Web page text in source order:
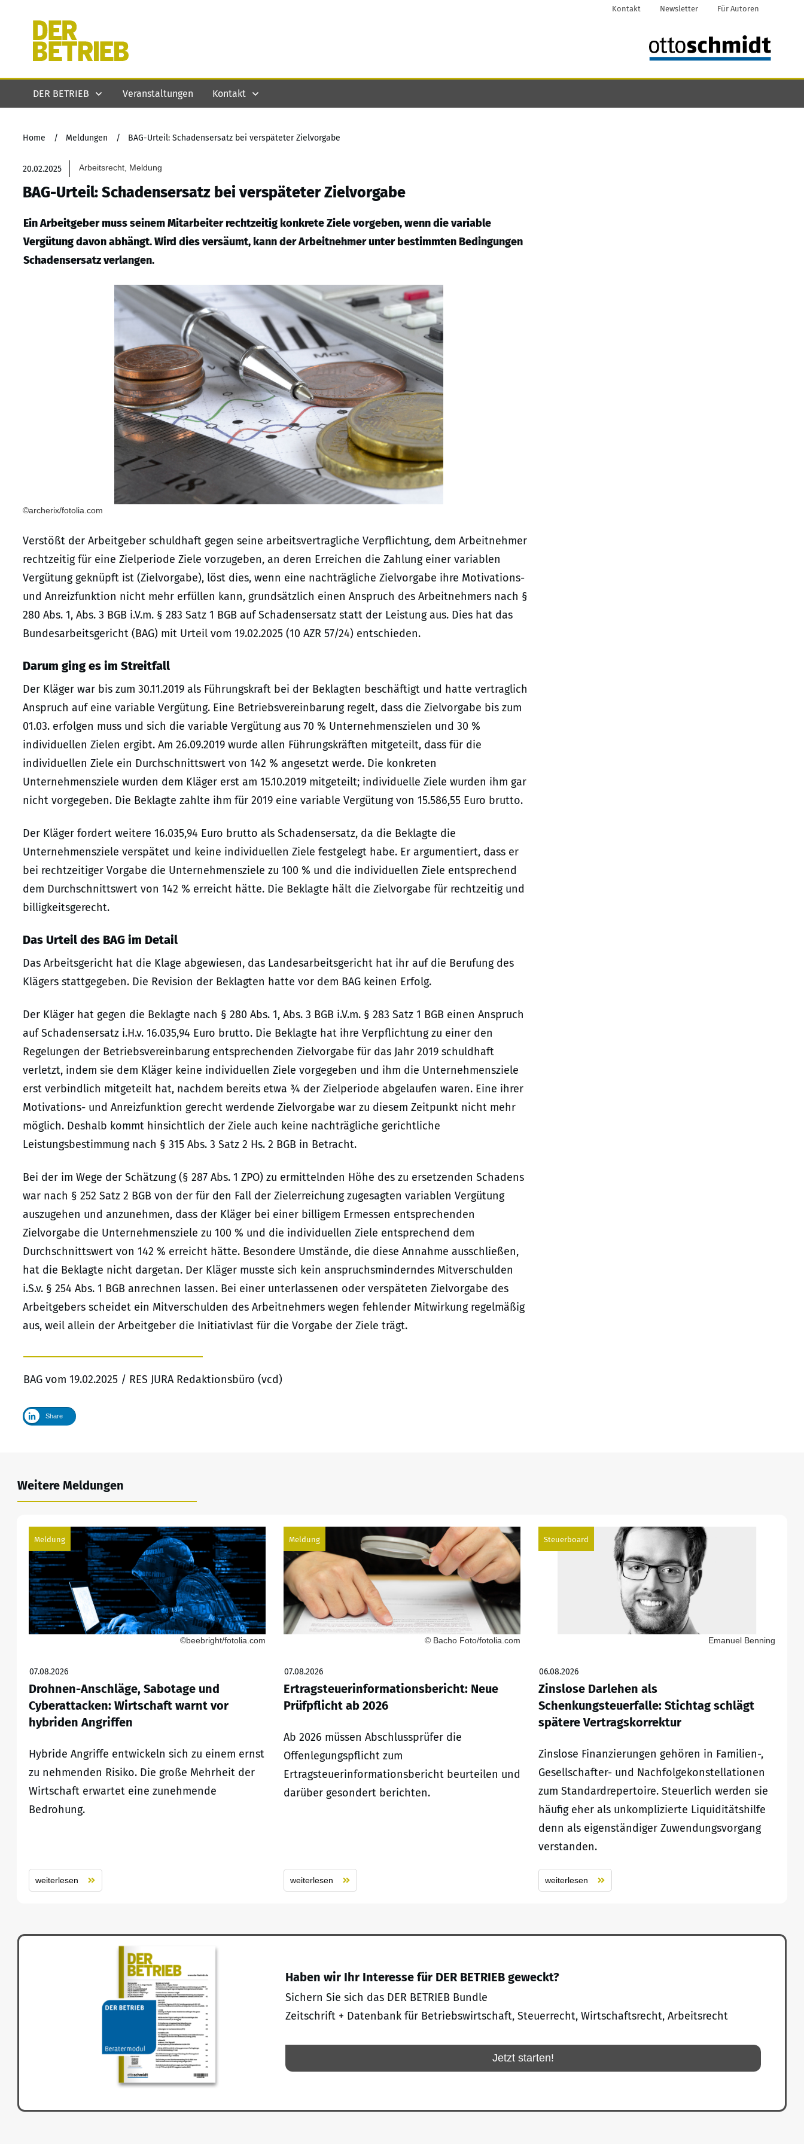
Kontakt Newsletter Für Autoren
DER BETRIEB Veranstaltungen Kontakt
Home / Meldungen / BAG-Urteil: Schadensersatz bei verspäteter Zielvorgabe
20.02.2025 Arbeitsrecht, Meldung
BAG-Urteil: Schadensersatz bei verspäteter Zielvorgabe
Ein Arbeitgeber muss seinem Mitarbeiter rechtzeitig konkrete Ziele vorgeben, wenn die variable
Vergütung davon abhängt. Wird dies versäumt, kann der Arbeitnehmer unter bestimmten Bedingungen
Schadensersatz verlangen.
©archerix/fotolia.com
Verstößt der Arbeitgeber schuldhaft gegen seine arbeitsvertragliche Verpflichtung, dem Arbeitnehmer
rechtzeitig für eine Zielperiode Ziele vorzugeben, an deren Erreichen die Zahlung einer variablen
Vergütung geknüpft ist (Zielvorgabe), löst dies, wenn eine nachträgliche Zielvorgabe ihre Motivations-
und Anreizfunktion nicht mehr erfüllen kann, grundsätzlich einen Anspruch des Arbeitnehmers nach §
280 Abs. 1, Abs. 3 BGB i.V.m. § 283 Satz 1 BGB auf Schadensersatz statt der Leistung aus. Dies hat das
Bundesarbeitsgericht (BAG) mit Urteil vom 19.02.2025 (10 AZR 57/24) entschieden.
Darum ging es im Streitfall
Der Kläger war bis zum 30.11.2019 als Führungskraft bei der Beklagten beschäftigt und hatte vertraglich
Anspruch auf eine variable Vergütung. Eine Betriebsvereinbarung regelt, dass die Zielvorgabe bis zum
01.03. erfolgen muss und sich die variable Vergütung aus 70 % Unternehmenszielen und 30 %
individuellen Zielen ergibt. Am 26.09.2019 wurde allen Führungskräften mitgeteilt, dass für die
individuellen Ziele ein Durchschnittswert von 142 % angesetzt werde. Die konkreten
Unternehmensziele wurden dem Kläger erst am 15.10.2019 mitgeteilt; individuelle Ziele wurden ihm gar
nicht vorgegeben. Die Beklagte zahlte ihm für 2019 eine variable Vergütung von 15.586,55 Euro brutto.
Der Kläger fordert weitere 16.035,94 Euro brutto als Schadensersatz, da die Beklagte die
Unternehmensziele verspätet und keine individuellen Ziele festgelegt habe. Er argumentiert, dass er
bei rechtzeitiger Vorgabe die Unternehmensziele zu 100 % und die individuellen Ziele entsprechend
dem Durchschnittswert von 142 % erreicht hätte. Die Beklagte hält die Zielvorgabe für rechtzeitig und
billigkeitsgerecht.
Das Urteil des BAG im Detail
Das Arbeitsgericht hat die Klage abgewiesen, das Landesarbeitsgericht hat ihr auf die Berufung des
Klägers stattgegeben. Die Revision der Beklagten hatte vor dem BAG keinen Erfolg.
Der Kläger hat gegen die Beklagte nach § 280 Abs. 1, Abs. 3 BGB i.V.m. § 283 Satz 1 BGB einen Anspruch
auf Schadensersatz i.H.v. 16.035,94 Euro brutto. Die Beklagte hat ihre Verpflichtung zu einer den
Regelungen der Betriebsvereinbarung entsprechenden Zielvorgabe für das Jahr 2019 schuldhaft
verletzt, indem sie dem Kläger keine individuellen Ziele vorgegeben und ihm die Unternehmensziele
erst verbindlich mitgeteilt hat, nachdem bereits etwa ¾ der Zielperiode abgelaufen waren. Eine ihrer
Motivations- und Anreizfunktion gerecht werdende Zielvorgabe war zu diesem Zeitpunkt nicht mehr
möglich. Deshalb kommt hinsichtlich der Ziele auch keine nachträgliche gerichtliche
Leistungsbestimmung nach § 315 Abs. 3 Satz 2 Hs. 2 BGB in Betracht.
Bei der im Wege der Schätzung (§ 287 Abs. 1 ZPO) zu ermittelnden Höhe des zu ersetzenden Schadens
war nach § 252 Satz 2 BGB von der für den Fall der Zielerreichung zugesagten variablen Vergütung
auszugehen und anzunehmen, dass der Kläger bei einer billigem Ermessen entsprechenden
Zielvorgabe die Unternehmensziele zu 100 % und die individuellen Ziele entsprechend dem
Durchschnittswert von 142 % erreicht hätte. Besondere Umstände, die diese Annahme ausschließen,
hat die Beklagte nicht dargetan. Der Kläger musste sich kein anspruchsminderndes Mitverschulden
i.S.v. § 254 Abs. 1 BGB anrechnen lassen. Bei einer unterlassenen oder verspäteten Zielvorgabe des
Arbeitgebers scheidet ein Mitverschulden des Arbeitnehmers wegen fehlender Mitwirkung regelmäßig
aus, weil allein der Arbeitgeber die Initiativlast für die Vorgabe der Ziele trägt.
BAG vom 19.02.2025 / RES JURA Redaktionsbüro (vcd)
Share
Weitere Meldungen
Meldung
©beebright/fotolia.com
07.08.2026
Drohnen-Anschläge, Sabotage und
Cyberattacken: Wirtschaft warnt vor
hybriden Angriffen
Hybride Angriffe entwickeln sich zu einem ernst
zu nehmenden Risiko. Die große Mehrheit der
Wirtschaft erwartet eine zunehmende
Bedrohung.
weiterlesen
Meldung
© Bacho Foto/fotolia.com
07.08.2026
Ertragsteuerinformationsbericht: Neue
Prüfpflicht ab 2026
Ab 2026 müssen Abschlussprüfer die
Offenlegungspflicht zum
Ertragsteuerinformationsbericht beurteilen und
darüber gesondert berichten.
weiterlesen
Steuerboard
Emanuel Benning
06.08.2026
Zinslose Darlehen als
Schenkungsteuerfalle: Stichtag schlägt
spätere Vertragskorrektur
Zinslose Finanzierungen gehören in Familien-,
Gesellschafter- und Nachfolgekonstellationen
zum Standardrepertoire. Steuerlich werden sie
häufig eher als unkomplizierte Liquiditätshilfe
denn als eigenständiger Zuwendungsvorgang
verstanden.
weiterlesen
Haben wir Ihr Interesse für DER BETRIEB geweckt?
Sichern Sie sich das DER BETRIEB Bundle
Zeitschrift + Datenbank für Betriebswirtschaft, Steuerrecht, Wirtschaftsrecht, Arbeitsrecht
Jetzt starten!